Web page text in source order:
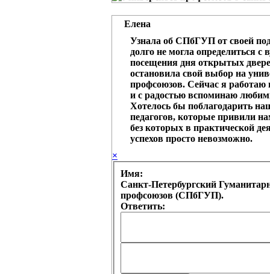
Елена
Узнала об СПбГУП от своей
долго не могла определиться с
посещения дня открытых
остановила свой выбор на
профсоюзов. Сейчас я работаю
и с радостью вспоминаю
Хотелось бы поблагодарить
педагогов, которые привили
без которых в практической
успехов просто невозможно.
×
Имя:
Санкт-Петербургский
профсоюзов (СПбГУП).
Ответить: